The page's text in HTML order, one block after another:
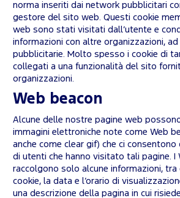
norma inseriti dai network pubblicitari
gestore del sito web. Questi cookie
web sono stati visitati dall’utente e
informazioni con altre organizzazioni,
pubblicitarie. Molto spesso i cookie di
collegati a una funzionalità del sito
organizzazioni.
Web beacon
Alcune delle nostre pagine web
immagini elettroniche note come Web
anche come clear gif) che ci consentono
di utenti che hanno visitato tali pagine. I
raccolgono solo alcune informazioni, tra
cookie, la data e l’orario di
una descrizione della pagina in cui